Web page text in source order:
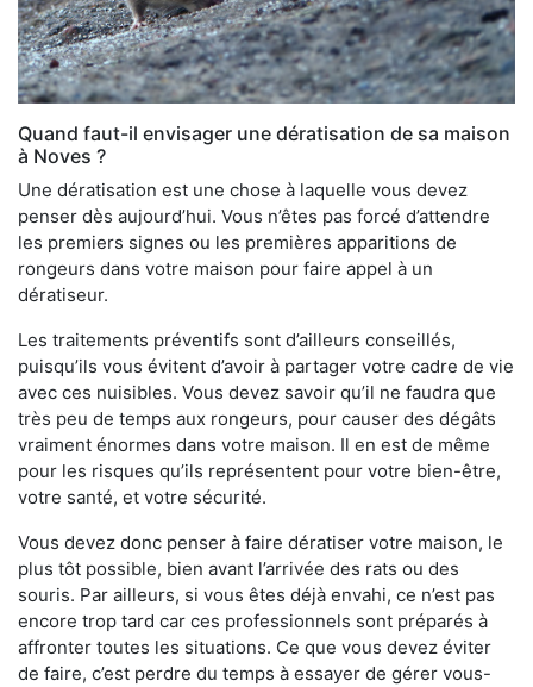
Quand faut-il envisager une dératisation de sa maison
à Noves ?
Une dératisation est une chose à laquelle vous devez
penser dès aujourd’hui. Vous n’êtes pas forcé d’attendre
les premiers signes ou les premières apparitions de
rongeurs dans votre maison pour faire appel à un
dératiseur.
Les traitements préventifs sont d’ailleurs conseillés,
puisqu’ils vous évitent d’avoir à partager votre cadre de vie
avec ces nuisibles. Vous devez savoir qu’il ne faudra que
très peu de temps aux rongeurs, pour causer des dégâts
vraiment énormes dans votre maison. Il en est de même
pour les risques qu’ils représentent pour votre bien-être,
votre santé, et votre sécurité.
Vous devez donc penser à faire dératiser votre maison, le
plus tôt possible, bien avant l’arrivée des rats ou des
souris. Par ailleurs, si vous êtes déjà envahi, ce n’est pas
encore trop tard car ces professionnels sont préparés à
affronter toutes les situations. Ce que vous devez éviter
de faire, c’est perdre du temps à essayer de gérer vous-